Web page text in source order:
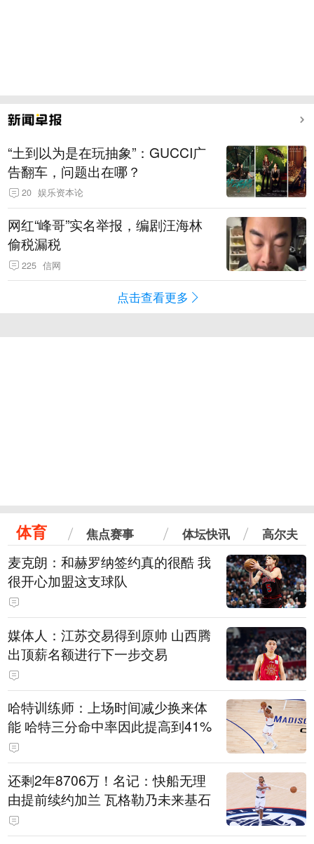
“土到以为是在玩抽象”：GUCCI广
告翻车，问题出在哪？
20 娱乐资本论
网红“峰哥”实名举报，编剧汪海林
偷税漏税
225 信网
点击查看更多
体育 焦点赛事 体坛快讯 高尔夫
麦克朗：和赫罗纳签约真的很酷 我
很开心加盟这支球队
媒体人：江苏交易得到原帅 山西腾
出顶薪名额进行下一步交易
哈特训练师：上场时间减少换来体
能 哈特三分命中率因此提高到41%
还剩2年8706万！名记：快船无理
由提前续约加兰 瓦格勒乃未来基石